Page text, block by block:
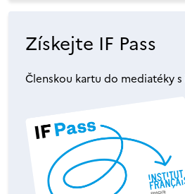
Získejte IF Pass
Členskou kartu do mediatéky